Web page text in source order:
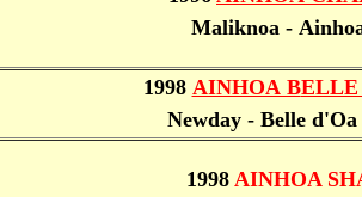
Maliknoa -
1998 AINHOA BELLE
Newday - Belle
1998 AINHOA